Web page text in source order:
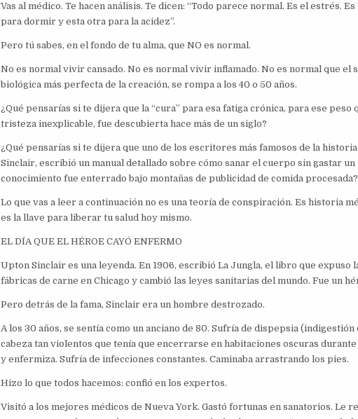
Vas al médico. Te hacen análisis. Te dicen: “Todo parece normal. Es el estrés.
para dormir y esta otra para la acidez”.
Pero tú sabes, en el fondo de tu alma, que NO es normal.
No es normal vivir cansado. No es normal vivir inflamado. No es normal que el
biológica más perfecta de la creación, se rompa a los 40 o 50 años.
¿Qué pensarías si te dijera que la “cura” para esa fatiga crónica, para ese peso
tristeza inexplicable, fue descubierta hace más de un siglo?
¿Qué pensarías si te dijera que uno de los escritores más famosos de la
Sinclair, escribió un manual detallado sobre cómo sanar el cuerpo sin gastar un
conocimiento fue enterrado bajo montañas de publicidad de comida procesada?
Lo que vas a leer a continuación no es una teoría de conspiración. Es historia
es la llave para liberar tu salud hoy mismo.
EL DÍA QUE EL HÉROE CAYÓ ENFERMO
Upton Sinclair es una leyenda. En 1906, escribió La Jungla, el libro que expuso
fábricas de carne en Chicago y cambió las leyes sanitarias del mundo. Fue un
Pero detrás de la fama, Sinclair era un hombre destrozado.
A los 30 años, se sentía como un anciano de 80. Sufría de dispepsia
cabeza tan violentos que tenía que encerrarse en habitaciones oscuras durante
y enfermiza. Sufría de infecciones constantes. Caminaba arrastrando los pies.
Hizo lo que todos hacemos: confió en los expertos.
Visitó a los mejores médicos de Nueva York. Gastó fortunas en sanatorios. Le